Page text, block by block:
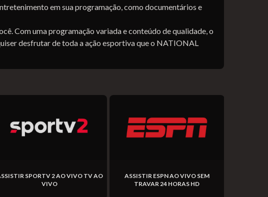
em sua programação, como documentários e
Com uma programação variada e conteúdo de qualidade, o
desfrutar de toda a ação esportiva que o NATIONAL
SPORTV 2 AO VIVO TV AO
VIVO
ASSISTIR ESPN AO VIVO SEM
TRAVAR 24 HORAS HD